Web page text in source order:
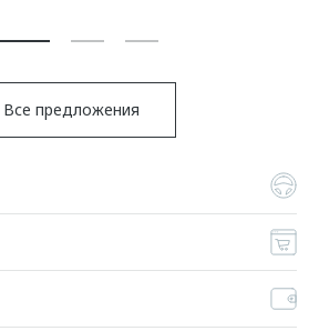
Все предложения